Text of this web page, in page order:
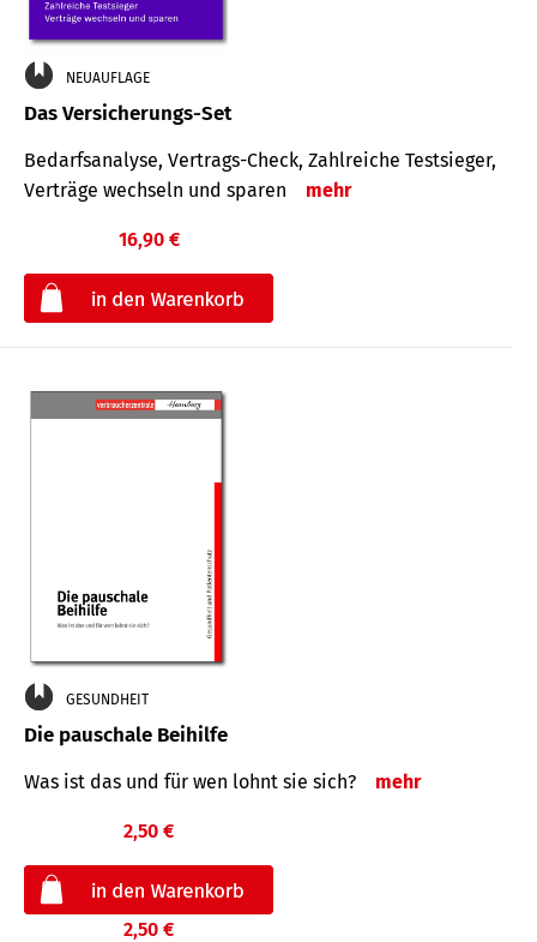
NEUAUFLAGE
Das Versicherungs-Set
Bedarfsanalyse, Vertrags-Check, Zahlreiche Testsieger,
Verträge wechseln und sparen
mehr
16,90 €
GESUNDHEIT
Die pauschale Beihilfe
Was ist das und für wen lohnt sie sich? mehr
2,50 €
2,50 €